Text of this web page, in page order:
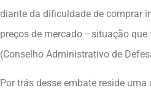
diante da dificuldade de comprar
preços de mercado –situação
(Conselho Administrativo de
Por trás desse embate reside